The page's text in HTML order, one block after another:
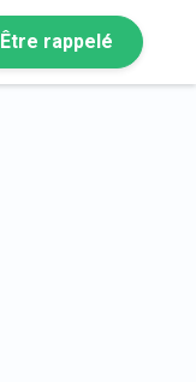
Être rappelé